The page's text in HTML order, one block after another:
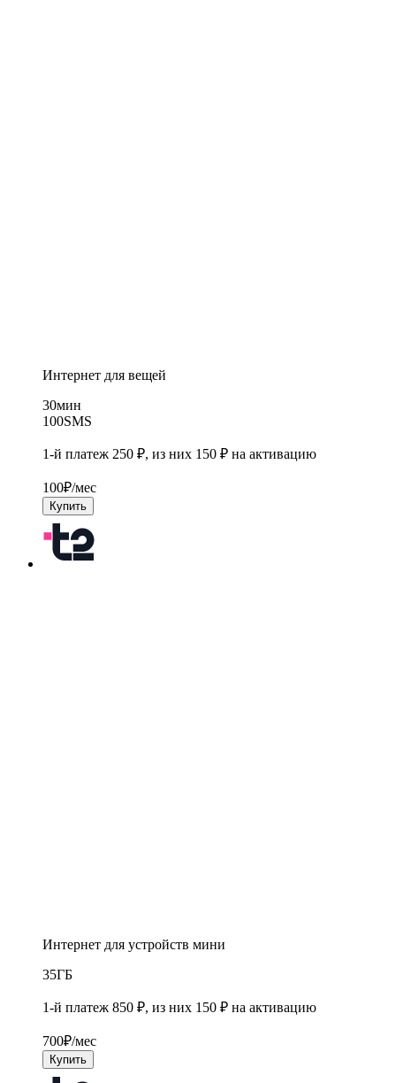
Интернет для вещей
30мин
100SMS
1-й платеж 250 ₽, из них 150 ₽ на активацию
100₽/мес
Купить
Интернет для устройств мини
35ГБ
1-й платеж 850 ₽, из них 150 ₽ на активацию
700₽/мес
Купить